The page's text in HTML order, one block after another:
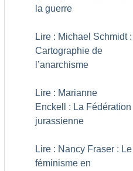
la guerre
Lire : Michael Schmidt :
Cartographie de
l’anarchisme
Lire : Marianne
Enckell : La Fédération
jurassienne
Lire : Nancy Fraser : Le
féminisme en